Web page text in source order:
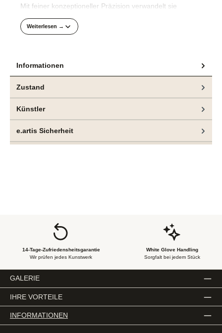
Mit feiner konzeptioneller Präzision verwandelt sie
anspruchsvolle Kunstwerke. Ihre Arbeiten beleuchten die
harten Lebens- und Arbeitsbedingungen der weniger
alltäglichen Rituale im Haushalt.
Weiterlesen →
Informationen
Zustand
Künstler
e.artis Sicherheit
14-Tage-Zufriedensheitsgarantie
Wir prüfen jedes Kunstwerk
White Glove Handling
Sorgfalt bei jedem Stück
GALERIE
IHRE VORTEILE
INFORMATIONEN